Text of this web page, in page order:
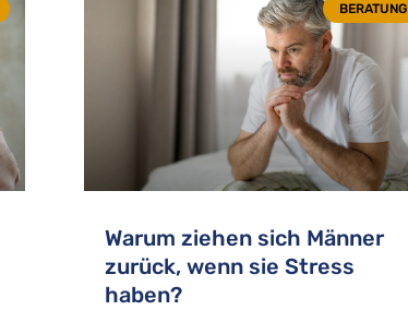
BERATUNG
Warum ziehen sich Männer
zurück, wenn sie Stress
haben?